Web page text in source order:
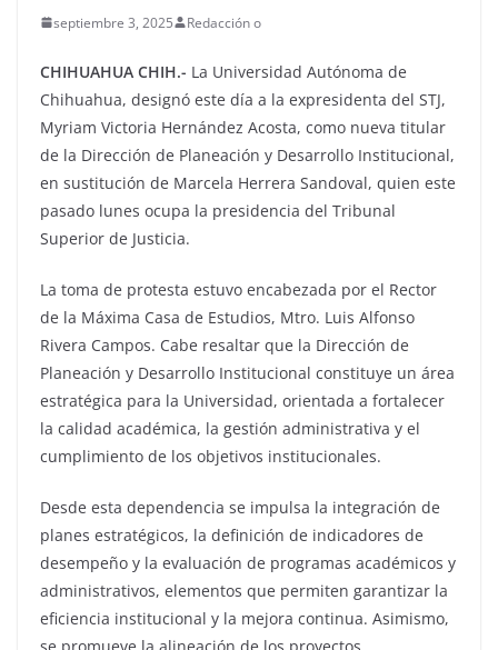
septiembre 3, 2025 Redacción o
CHIHUAHUA CHIH.- La Universidad Autónoma de
Chihuahua, designó este día a la expresidenta del STJ,
Myriam Victoria Hernández Acosta, como nueva titular
de la Dirección de Planeación y Desarrollo Institucional,
en sustitución de Marcela Herrera Sandoval, quien este
pasado lunes ocupa la presidencia del Tribunal
Superior de Justicia.
La toma de protesta estuvo encabezada por el Rector
de la Máxima Casa de Estudios, Mtro. Luis Alfonso
Rivera Campos. Cabe resaltar que la Dirección de
Planeación y Desarrollo Institucional constituye un área
estratégica para la Universidad, orientada a fortalecer
la calidad académica, la gestión administrativa y el
cumplimiento de los objetivos institucionales.
Desde esta dependencia se impulsa la integración de
planes estratégicos, la definición de indicadores de
desempeño y la evaluación de programas académicos y
administrativos, elementos que permiten garantizar la
eficiencia institucional y la mejora continua. Asimismo,
se promueve la alineación de los proyectos